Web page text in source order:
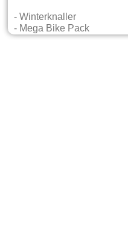
- Winterknaller
- Mega Bike Pack